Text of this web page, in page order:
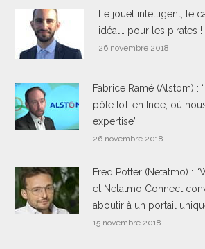
Le jouet intelligent, le
idéal… pour les pirates !
26 novembre 2018
Fabrice Ramé (Alstom) :
pôle IoT en Inde, où
expertise”
26 novembre 2018
Fred Potter (Netatmo) :
et Netatmo Connect
aboutir à un portail
15 novembre 2018